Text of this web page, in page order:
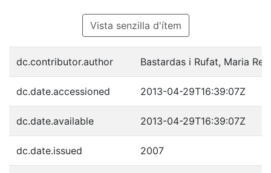
Vista senzilla d'ítem
dc.contributor.author Bastardas i Rufat, Maria
dc.date.accessioned 2013-04-29T16:39:07Z
dc.date.available 2013-04-29T16:39:07Z
dc.date.issued 2007